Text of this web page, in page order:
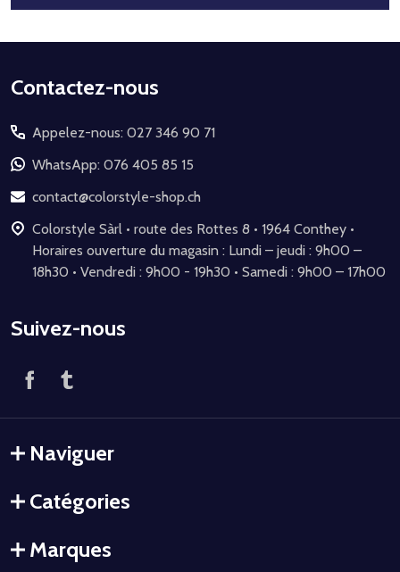
Début
pied
de
page
Contactez-nous
Appelez-nous: 027 346 90 71
WhatsApp: 076 405 85 15
contact@colorstyle-shop.ch
Colorstyle Sàrl • route des Rottes 8 • 1964 Conthey •
Horaires ouverture du magasin : Lundi – jeudi : 9h00 –
18h30 • Vendredi : 9h00 - 19h30 • Samedi : 9h00 – 17h00
Suivez-nous
Naviguer
Catégories
Marques